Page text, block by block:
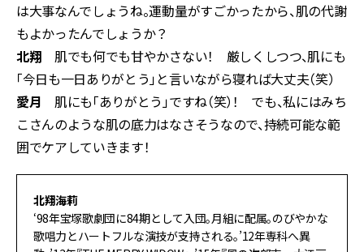
は大事なんでしょうね。運動量がすごかったから、肌の代謝
もよかったんでしょうか？
北翔 肌でも何でも甘やかさない！ 厳しくしつつ、肌にも
「今日も一日ありがとう」と言いながら寝れば大丈夫（笑）
愛月 肌にも「ありがとう」ですね（笑）！ でも、私にはみち
こさんのような肌の底力はなさそうなので、持続可能な範
囲でケアしていきます！
北翔海莉
‘98年宝塚歌劇団に84期として入団。月組に配属。のびやかな
歌唱力とハートフルな演技が支持される。’12年専科へ異